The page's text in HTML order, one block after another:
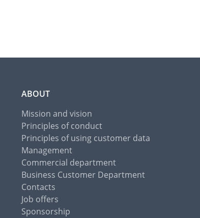
ABOUT
Mission and vision
Principles of conduct
Principles of using customer data
Management
Commercial department
Business Customer Department
Contacts
Job offers
Sponsorship